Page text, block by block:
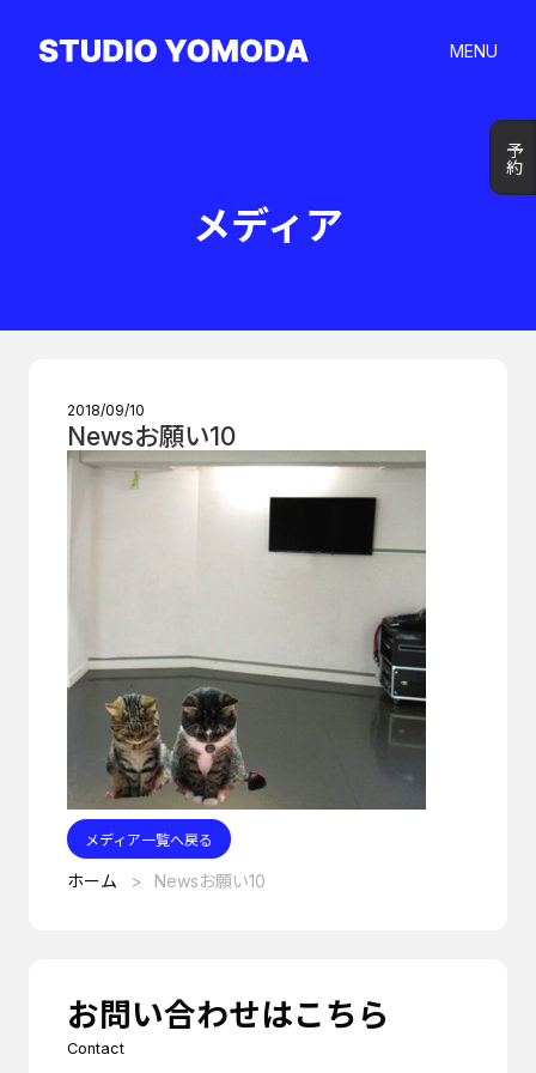
MENU
予約
予約
メディア
2018/09/10
Newsお願い10
メディア一覧へ戻る
ホーム Newsお願い10
お問い合わせはこちら
Contact